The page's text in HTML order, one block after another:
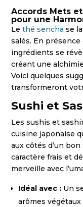
Accords Mets
pour une
Lethé sencha se
salés. En
ingrédients se
créant une
Voici quelques
transformeront
Sushi et
Les sushis et
cuisine japonaise
aux côtés d’un
caractère frais et
merveille avec
Idéal avec : Un
arômes